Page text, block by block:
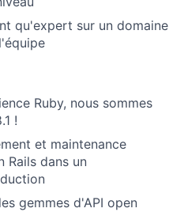
qu'expert sur un domaine
Ruby, nous sommes
!
et maintenance
Rails dans un
gemmes d'API open